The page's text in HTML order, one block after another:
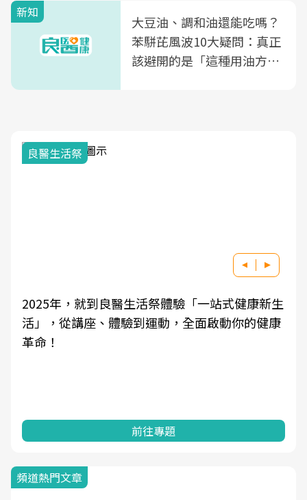
新知
大豆油、調和油還能吃嗎？
苯駢芘風波10大疑問：真正
該避開的是「這種用油方
我與健康韌性的距離
良醫健康網從「換季的身體變化」出發，透過醫
學觀點與日常感受的對話，建立對亞健康的認
知，進而引導實際的改善行動。
前往專題
頻道熱門文章